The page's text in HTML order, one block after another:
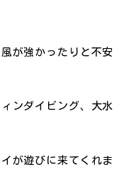
が強かったりと不安
ンダイビング、大水
が遊びに来てくれま